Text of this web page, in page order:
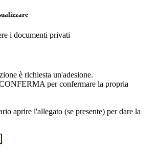
i documenti privati
è richiesta un'adesione.
per confermare la propria
aprire l'allegato (se presente) per dare la